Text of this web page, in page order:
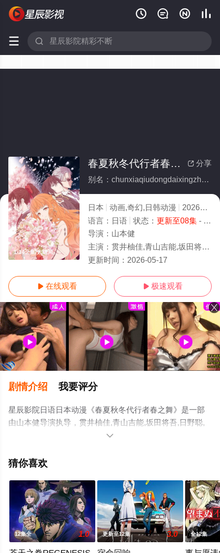
   
 
1-14全集/大结局
 分享
春夏秋冬代行者春之舞(全集)
别名：chunxiaqiudongdaixingzhechunzhiwu
日本 动画,奇幻,日韩动漫 2026
5.0
语言： 日语 状态： 更新至08集- 免费在线观看
导演： 山本健
主演： 贯井柚佳,青山吉能,坂田将吾,日野聪,上坂堇,马场兰子,泽田姬,八代拓
更新时间： 2026-05-17
 在线观看  极速观看
剧情介绍 我要评分
星辰影院日语日本动漫《春夏秋冬代行者春之舞》是一部
由山本健导演执导，贯井柚佳,青山吉能,坂田将吾,日野聪,
上坂堇,马场兰子,泽田姬,八代拓等演员精彩演绎的日本动
未删减完整版动漫全集就来星辰电影网，更多相关剧情可

猜你喜欢
12集全 1.0 更新至12集 3.0 全12集